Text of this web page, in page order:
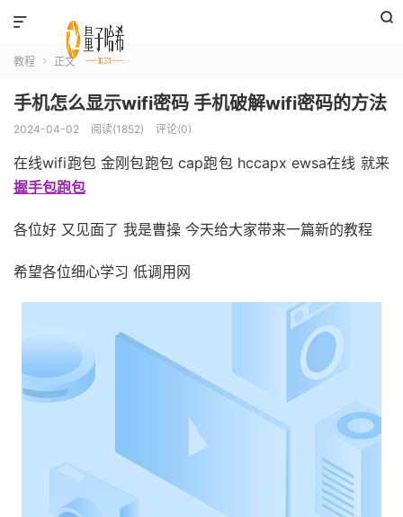


教程  正文
手机怎么显示wifi密码 手机破解wifi密码的方法
2024-04-02 阅读(1852) 评论(0)
在线wifi跑包 金刚包跑包 cap跑包 hccapx ewsa在线 就来
握手包跑包
各位好 又见面了 我是曹操 今天给大家带来一篇新的教程
希望各位细心学习 低调用网